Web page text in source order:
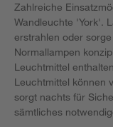
Zahlreiche
Wandleuchte 'York'.
erstrahlen oder
Normallampen
Leuchtmittel
Leuchtmittel können
sorgt nachts für
sämtliches